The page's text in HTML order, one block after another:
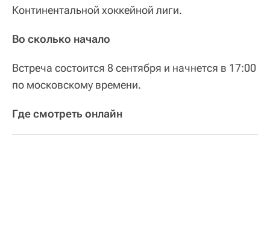
Континентальной хоккейной лиги.
Во сколько начало
Встреча состоится 8 сентября и начнется в 17:00
по московскому времени.
Где смотреть онлайн